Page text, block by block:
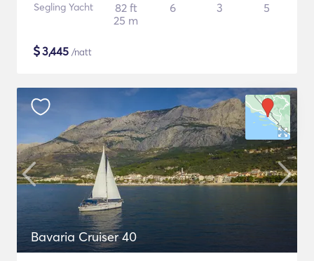
Segling Yacht
82 ft
25 m
6 3 5
$3,445 /natt
Bavaria Cruiser 40